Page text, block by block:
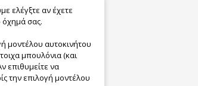
ελέγξτε αν έχετε
όχημά σας.
μοντέλου αυτοκινήτου
μπουλόνια (και
επιθυμείτε να
την επιλογή μοντέλου